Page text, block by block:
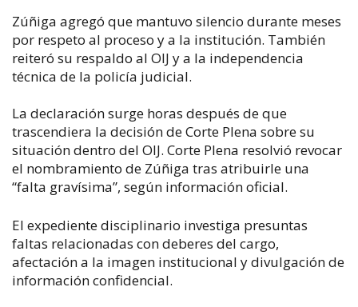
Zúñiga agregó que mantuvo silencio durante meses
por respeto al proceso y a la institución. También
reiteró su respaldo al OIJ y a la independencia
técnica de la policía judicial.
La declaración surge horas después de que
trascendiera la decisión de Corte Plena sobre su
situación dentro del OIJ. Corte Plena resolvió revocar
el nombramiento de Zúñiga tras atribuirle una
“falta gravísima”, según información oficial.
El expediente disciplinario investiga presuntas
faltas relacionadas con deberes del cargo,
afectación a la imagen institucional y divulgación de
información confidencial.